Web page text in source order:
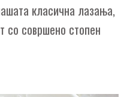
класична лазања,
со совршено стопен